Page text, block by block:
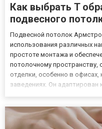
Как выбрать T
подвесного
Подвесной потолок
использования различных
простоте монтажа и
потолочному пространству,
отделки, особенно в офисах,
заведениях. Он
Установленные в них панели,